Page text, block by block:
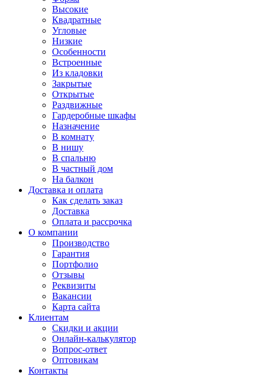
Высокие
Квадратные
Угловые
Низкие
Особенности
Встроенные
Из кладовки
Закрытые
Открытые
Раздвижные
Гардеробные шкафы
Назначение
В комнату
В нишу
В спальню
В частный дом
На балкон
Доставка и оплата
Как сделать заказ
Доставка
Оплата и рассрочка
О компании
Производство
Гарантия
Портфолио
Отзывы
Реквизиты
Вакансии
Карта сайта
Клиентам
Скидки и акции
Онлайн-калькулятор
Вопрос-ответ
Оптовикам
Контакты